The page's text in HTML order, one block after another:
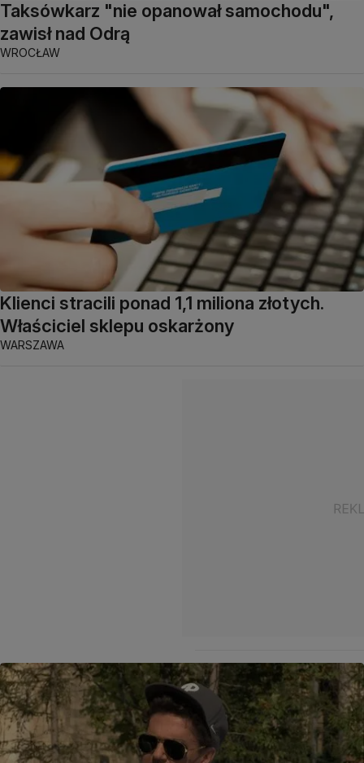
Taksówkarz "nie opanował samochodu",
zawisł nad Odrą
WROCŁAW
Klienci stracili ponad 1,1 miliona złotych.
Właściciel sklepu oskarżony
WARSZAWA